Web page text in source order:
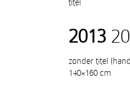
titel
2013
zonder titel
140×160 cm